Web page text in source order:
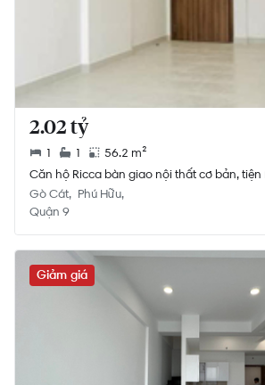
2.02 tỷ
1 1
56.2 m²
Căn hộ Ricca bàn giao nội thất cơ bản, tiện
Gò Cát
Phú Hữu
Quận 9
Giảm giá